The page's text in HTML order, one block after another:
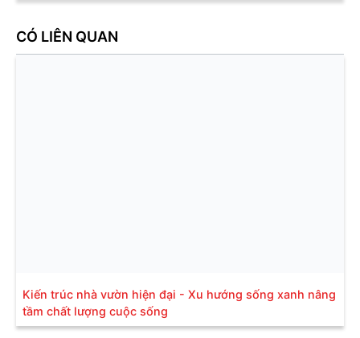
CÓ LIÊN QUAN
Kiến trúc nhà vườn hiện đại - Xu hướng sống xanh nâng
tầm chất lượng cuộc sống